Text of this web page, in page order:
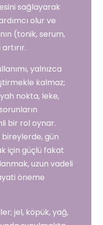
sağlayarak
olur ve
(tonik, serum,
yalnızca
kalmaz;
nokta, leke,
bir rol oynar.
gün
için güçlü fakat
uzun vadeli
öneme
jel, köpük, yağ,